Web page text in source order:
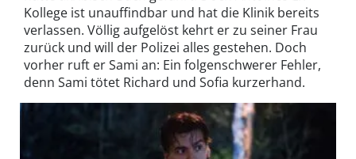
Kollege ist unauffindbar und hat die Klinik bereits
verlassen. Völlig aufgelöst kehrt er zu seiner Frau
zurück und will der Polizei alles gestehen. Doch
vorher ruft er Sami an: Ein folgenschwerer Fehler,
denn Sami tötet Richard und Sofia kurzerhand.